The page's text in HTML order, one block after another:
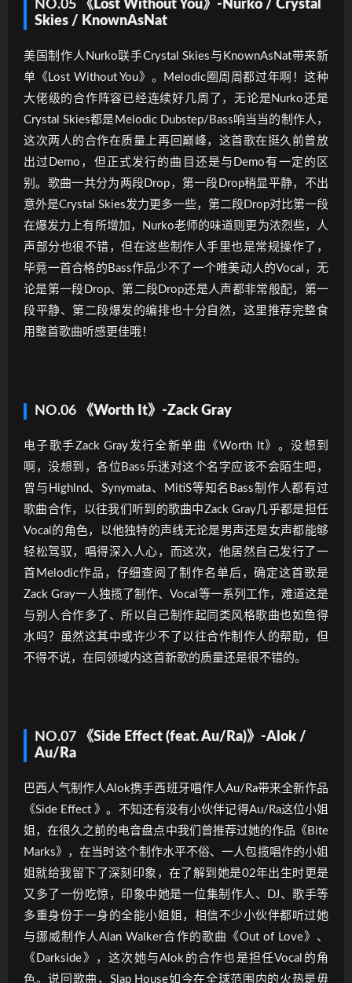
NO.05
《Lost Without You》-Nurko / Crystal
Skies / KnownAsNat
美国制作人Nurko联手Crystal Skies与KnownAsNat带来新
单《Lost Without You》。Melodic圈周周都过年啊！这种
大佬级的合作阵容已经连续好几周了，无论是Nurko还是
Crystal Skies都是Melodic Dubstep/Bass响当当的制作人，
这次两人的合作在质量上再回巅峰，这首歌在挺久前曾放
出过Demo，但正式发行的曲目还是与Demo有一定的区
别。歌曲一共分为两段Drop，第一段Drop稍显平静，不出
意外是Crystal Skies发力更多一些，第二段Drop对比第一段
在爆发力上有所增加，Nurko老师的味道则更为浓烈些，人
声部分也很不错，但在这些制作人手里也是常规操作了，
毕竟一首合格的Bass作品少不了一个唯美动人的Vocal，无
论是第一段Drop、第二段Drop还是人声都非常般配，第一
段平静、第二段爆发的编排也十分自然，这里推荐完整食
用整首歌曲听感更佳哦！
NO.06 《Worth It》-Zack Gray
电子歌手Zack Gray发行全新单曲《Worth It》。没想到
啊，没想到，各位Bass乐迷对这个名字应该不会陌生吧，
曾与Highlnd、Synymata、MitiS等知名Bass制作人都有过
歌曲合作，以往我们听到的歌曲中Zack Gray几乎都是担任
Vocal的角色，以他独特的声线无论是男声还是女声都能够
轻松驾驭，唱得深入人心，而这次，他居然自己发行了一
首Melodic作品，仔细查阅了制作名单后，确定这首歌是
Zack Gray一人独揽了制作、Vocal等一系列工作，难道这是
与别人合作多了、所以自己制作起同类风格歌曲也如鱼得
水吗？虽然这其中或许少不了以往合作制作人的帮助，但
不得不说，在同领域内这首新歌的质量还是很不错的。
NO.07
《Side Effect (feat. Au/Ra)》-Alok /
Au/Ra
巴西人气制作人Alok携手西班牙唱作人Au/Ra带来全新作品
《Side Effect 》。不知还有没有小伙伴记得Au/Ra这位小姐
姐，在很久之前的电音盘点中我们曾推荐过她的作品《Bite
Marks》，在当时这个制作水平不俗、一人包揽唱作的小姐
姐就给我留下了深刻印象，在了解到她是02年出生时更是
又多了一份吃惊，印象中她是一位集制作人、DJ、歌手等
多重身份于一身的全能小姐姐，相信不少小伙伴都听过她
与挪威制作人Alan Walker合作的歌曲《Out of Love》、
《Darkside》，这次她与Alok的合作也是担任Vocal的角
色。说回歌曲，Slap House如今在全球范围内的火热是毋